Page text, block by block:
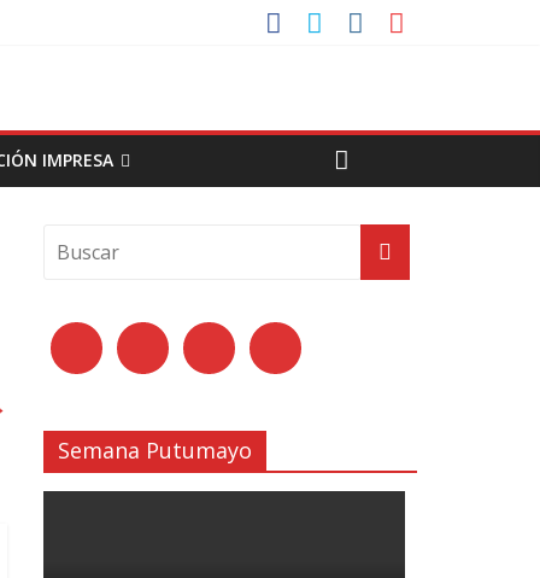
IMPRESA
Semana Putumayo